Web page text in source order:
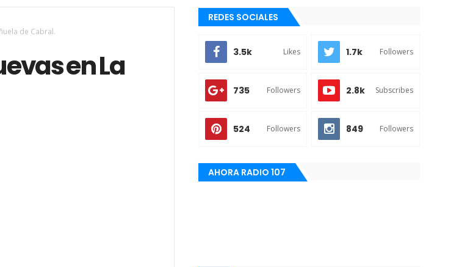
de Cabral.
en La
REDES SOCIALES
3.5k Likes 1.7k Followers
735 Followers 2.8k Subscribes
524 Followers 849 Followers
AHORA RADIO 107